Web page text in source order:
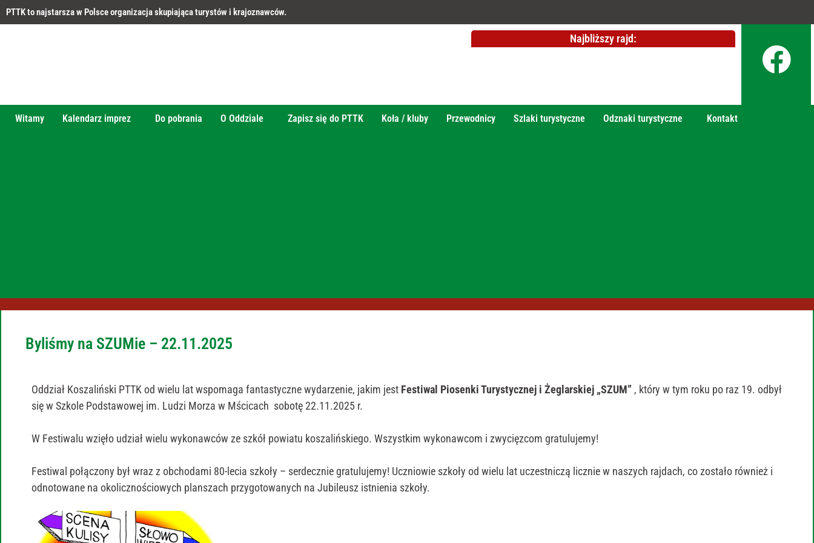
PTTK to najstarsza w Polsce organizacja skupiająca turystów i krajoznawców.
Najbliższy rajd:
Witamy Kalendarz imprez Do pobrania O Oddziale Zapisz się do PTTK Koła / kluby Przewodnicy Szlaki turystyczne Odznaki turystyczne Kontakt
Byliśmy na SZUMie – 22.11.2025
Oddział Koszaliński PTTK od wielu lat wspomaga fantastyczne wydarzenie, jakim jest Festiwal Piosenki Turystycznej i Żeglarskiej „SZUM” , który w tym roku po raz 19. odbył
się w Szkole Podstawowej im. Ludzi Morza w Mścicach sobotę 22.11.2025 r.
W Festiwalu wzięło udział wielu wykonawców ze szkół powiatu koszalińskiego. Wszystkim wykonawcom i zwycięzcom gratulujemy!
Festiwal połączony był wraz z obchodami 80-lecia szkoły – serdecznie gratulujemy! Uczniowie szkoły od wielu lat uczestniczą licznie w naszych rajdach, co zostało również i
odnotowane na okolicznościowych planszach przygotowanych na Jubileusz istnienia szkoły.